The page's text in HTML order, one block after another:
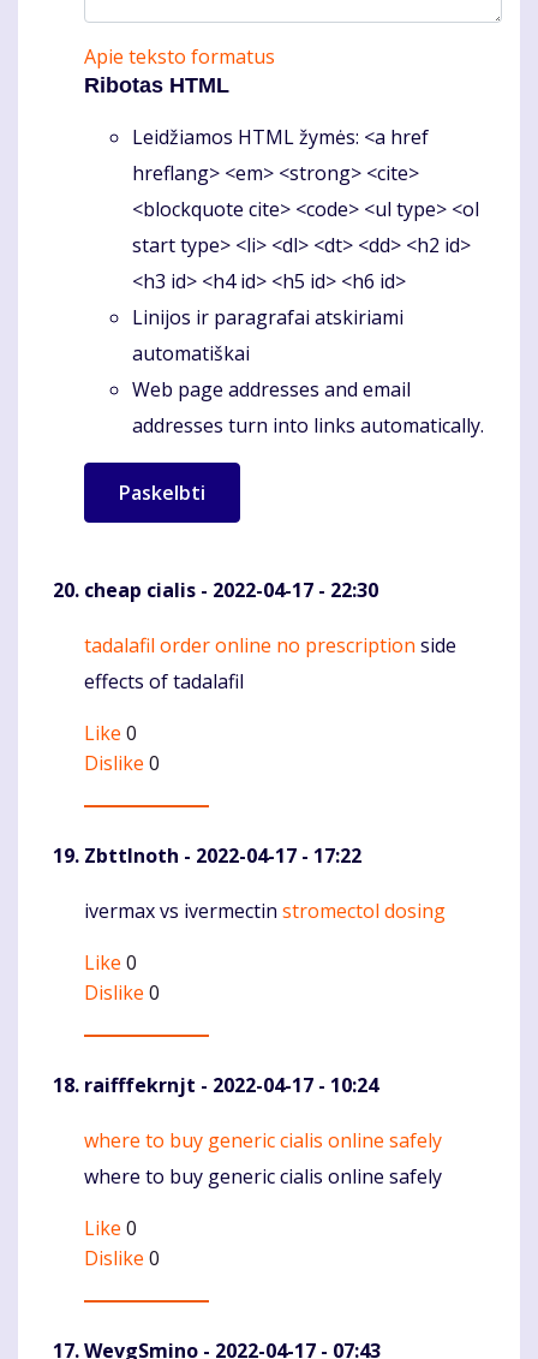
Apie teksto formatus
Ribotas HTML
Leidžiamos HTML žymės: <a href
hreflang> <em> <strong> <cite>
<blockquote cite> <code> <ul type> <ol
start type> <li> <dl> <dt> <dd> <h2 id>
<h3 id> <h4 id> <h5 id> <h6 id>
Linijos ir paragrafai atskiriami
automatiškai
Web page addresses and email
addresses turn into links automatically.
cheap cialis - 2022-04-17 - 22:30
Komentaras
tadalafil order online no prescription side
effects of tadalafil
Like 0
Dislike 0
ZbttInoth - 2022-04-17 - 17:22
Komentaras
ivermax vs ivermectin stromectol dosing
Like 0
Dislike 0
raifffekrnjt - 2022-04-17 - 10:24
Komentaras
where to buy generic cialis online safely
where to buy generic cialis online safely
Like 0
Dislike 0
WevgSmino - 2022-04-17 - 07:43